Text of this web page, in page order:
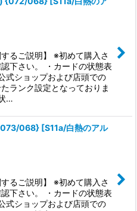
するご説明】 ※初めて購入さ
下さい。 ・カードの状態表
式ショップおよび店頭での
ランク設定となっておりま
…
068} [S11a/白熱のアル
するご説明】 ※初めて購入さ
下さい。 ・カードの状態表
式ショップおよび店頭での